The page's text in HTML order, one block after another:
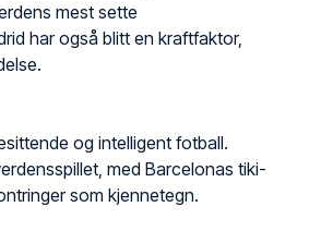
mest sette
har også blitt en kraftfaktor,
og intelligent fotball.
med Barcelonas tiki-
som kjennetegn.